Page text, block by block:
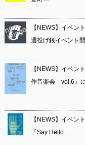
【NEWS】イベ
週投げ銭イベント
【NEWS】イベン
作音楽会 vol.6』
【NEWS】イベン
『Say Hello…